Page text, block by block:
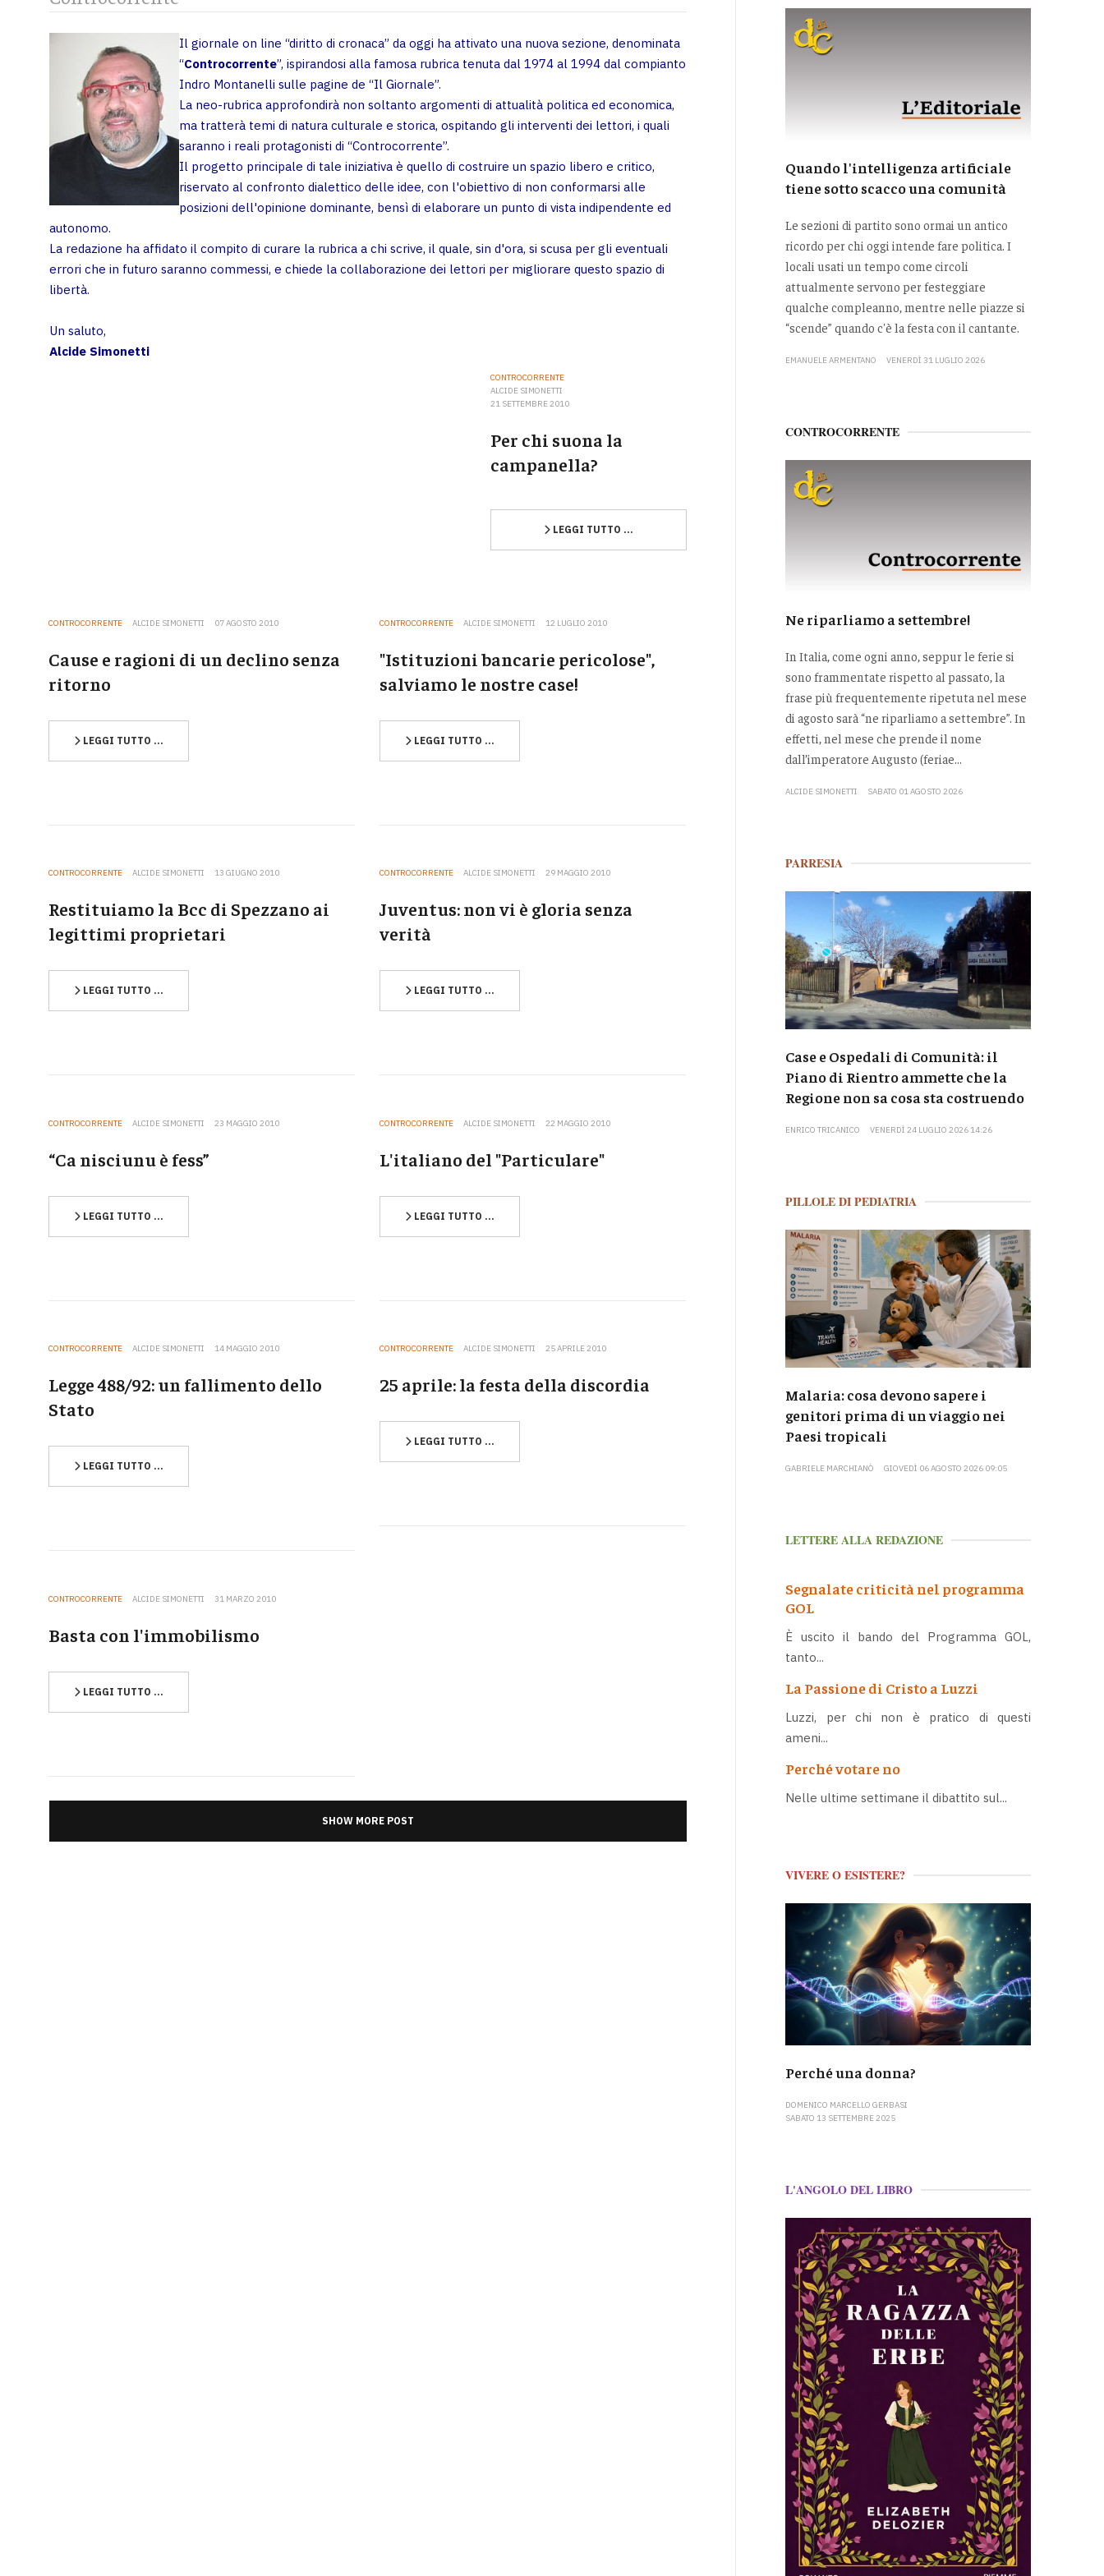
Il giornale on line “diritto di cronaca” da oggi ha attivato una nuova sezione, denominata
“Controcorrente”, ispirandosi alla famosa rubrica tenuta dal 1974 al 1994 dal compianto
Indro Montanelli sulle pagine de “Il Giornale”.
La neo-rubrica approfondirà non soltanto argomenti di attualità politica ed economica,
ma tratterà temi di natura culturale e storica, ospitando gli interventi dei lettori, i quali
saranno i reali protagonisti di “Controcorrente”.
Il progetto principale di tale iniziativa è quello di costruire un spazio libero e critico,
riservato al confronto dialettico delle idee, con l'obiettivo di non conformarsi alle
posizioni dell'opinione dominante, bensì di elaborare un punto di vista indipendente ed
autonomo.
La redazione ha affidato il compito di curare la rubrica a chi scrive, il quale, sin d'ora, si scusa per gli eventuali
errori che in futuro saranno commessi, e chiede la collaborazione dei lettori per migliorare questo spazio di
libertà.
Un saluto,
Alcide Simonetti
CONTROCORRENTE
ALCIDE SIMONETTI
21 SETTEMBRE 2010
Per chi suona la
campanella?
LEGGI TUTTO …
CONTROCORRENTE ALCIDE SIMONETTI 07 AGOSTO 2010
Cause e ragioni di un declino senza
ritorno
LEGGI TUTTO …
CONTROCORRENTE ALCIDE SIMONETTI 12 LUGLIO 2010
"Istituzioni bancarie pericolose",
salviamo le nostre case!
LEGGI TUTTO …
CONTROCORRENTE ALCIDE SIMONETTI 13 GIUGNO 2010
Restituiamo la Bcc di Spezzano ai
legittimi proprietari
LEGGI TUTTO …
CONTROCORRENTE ALCIDE SIMONETTI 29 MAGGIO 2010
Juventus: non vi è gloria senza
verità
LEGGI TUTTO …
CONTROCORRENTE ALCIDE SIMONETTI 23 MAGGIO 2010
“Ca nisciunu è fess”
LEGGI TUTTO …
CONTROCORRENTE ALCIDE SIMONETTI 22 MAGGIO 2010
L'italiano del "Particulare"
LEGGI TUTTO …
CONTROCORRENTE ALCIDE SIMONETTI 14 MAGGIO 2010
Legge 488/92: un fallimento dello
Stato
LEGGI TUTTO …
CONTROCORRENTE ALCIDE SIMONETTI 25 APRILE 2010
25 aprile: la festa della discordia
LEGGI TUTTO …
CONTROCORRENTE ALCIDE SIMONETTI 31 MARZO 2010
Basta con l'immobilismo
LEGGI TUTTO …
SHOW MORE POST
Quando l'intelligenza artificiale
tiene sotto scacco una comunità
Le sezioni di partito sono ormai un antico
ricordo per chi oggi intende fare politica. I
locali usati un tempo come circoli
attualmente servono per festeggiare
qualche compleanno, mentre nelle piazze si
“scende” quando c'è la festa con il cantante.
EMANUELE ARMENTANO VENERDÌ 31 LUGLIO 2026
CONTROCORRENTE
Ne riparliamo a settembre!
In Italia, come ogni anno, seppur le ferie si
sono frammentate rispetto al passato, la
frase più frequentemente ripetuta nel mese
di agosto sarà “ne riparliamo a settembre”. In
effetti, nel mese che prende il nome
dall’imperatore Augusto (feriae...
ALCIDE SIMONETTI SABATO 01 AGOSTO 2026
PARRESIA
Case e Ospedali di Comunità: il
Piano di Rientro ammette che la
Regione non sa cosa sta costruendo
ENRICO TRICANICO VENERDÌ 24 LUGLIO 2026 14:26
PILLOLE DI PEDIATRIA
Malaria: cosa devono sapere i
genitori prima di un viaggio nei
Paesi tropicali
GABRIELE MARCHIANÒ GIOVEDÌ 06 AGOSTO 2026 09:05
LETTERE ALLA REDAZIONE
Segnalate criticità nel programma
GOL
È uscito il bando del Programma GOL,
tanto...
La Passione di Cristo a Luzzi
Luzzi, per chi non è pratico di questi
ameni...
Perché votare no
Nelle ultime settimane il dibattito sul...
VIVERE O ESISTERE?
Perché una donna?
DOMENICO MARCELLO GERBASI
SABATO 13 SETTEMBRE 2025
L'ANGOLO DEL LIBRO